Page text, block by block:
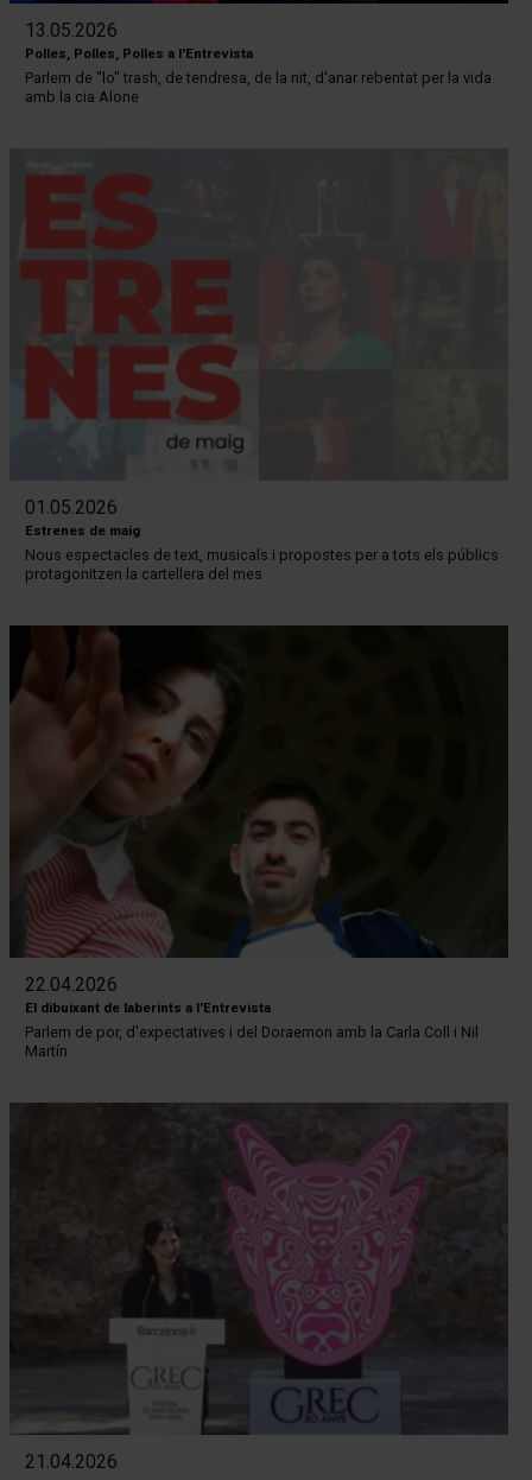
13.05.2026
Polles, Polles, Polles a l'Entrevista
Parlem de "lo" trash, de tendresa, de la nit, d'anar rebentat per la vida
amb la cia Alone
01.05.2026
Estrenes de maig
Nous espectacles de text, musicals i propostes per a tots els públics
protagonitzen la cartellera del mes
22.04.2026
El dibuixant de laberints a l'Entrevista
Parlem de por, d'expectatives i del Doraemon amb la Carla Coll i Nil
Martín
21.04.2026